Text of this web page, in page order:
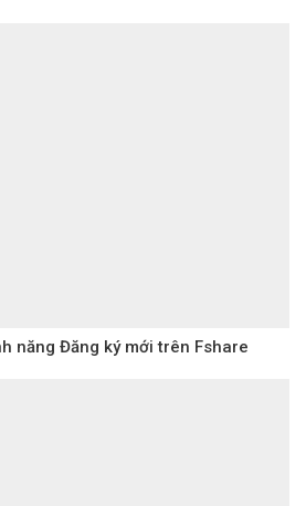
năng Đăng ký mới trên Fshare